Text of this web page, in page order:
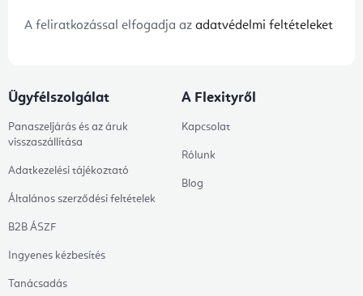
A feliratkozással elfogadja az adatvédelmi feltételeket
Ügyfélszolgálat
Panaszeljárás és az áruk
visszaszállítása
Adatkezelési tájékoztató
Általános szerződési feltételek
B2B ÁSZF
Ingyenes kézbesítés
Tanácsadás
A Flexityről
Kapcsolat
Rólunk
Blog